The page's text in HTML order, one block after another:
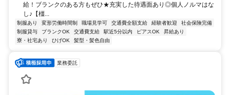
給！ブランクのある方もぜひ★充実した待遇面あり◎個人ノルマはな
し♪【橿...
制服あり 変形労働時間制 職場見学可 交通費全額支給 経験者歓迎
社会保険完備
制服貸与
ブランクOK 交通費支給 駅近5分以内 ピアスOK
昇給あり
寮・社宅あり
ひげOK 髪型・髪色自由
業務委託